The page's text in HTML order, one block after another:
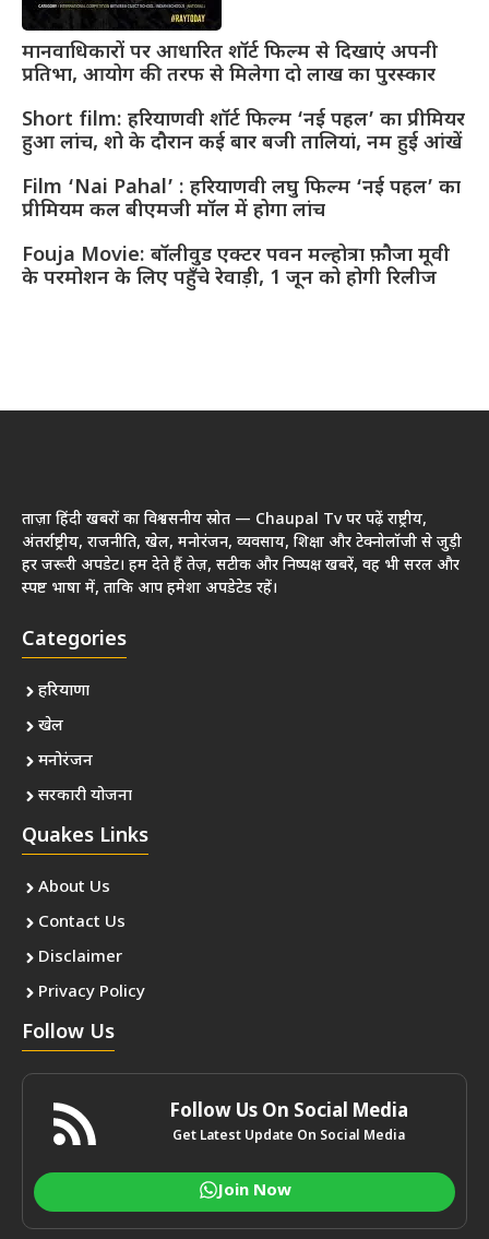
मानवाधिकारों पर आधारित शॉर्ट फिल्म से दिखाएं अपनी
प्रतिभा, आयोग की तरफ से मिलेगा दो लाख का पुरस्कार
Short film: हरियाणवी शॉर्ट फिल्म ‘नई पहल’ का प्रीमियर
हुआ लांच, शो के दौरान कई बार बजी तालियां, नम हुई आंखें
Film ‘Nai Pahal’ : हरियाणवी लघु फिल्म ‘नई पहल’ का
प्रीमियम कल बीएमजी मॉल में होगा लांच
Fouja Movie: बॉलीवुड एक्टर पवन मल्होत्रा फ़ौजा मूवी
के परमोशन के लिए पहुँचे रेवाड़ी, 1 जून को होगी रिलीज
ताज़ा हिंदी खबरों का विश्वसनीय स्रोत — Chaupal Tv पर पढ़ें राष्ट्रीय,
अंतर्राष्ट्रीय, राजनीति, खेल, मनोरंजन, व्यवसाय, शिक्षा और टेक्नोलॉजी से जुड़ी
हर जरूरी अपडेट। हम देते हैं तेज़, सटीक और निष्पक्ष खबरें, वह भी सरल और
स्पष्ट भाषा में, ताकि आप हमेशा अपडेटेड रहें।
Categories
हरियाणा
खेल
मनोरंजन
सरकारी योजना
Quakes Links
About Us
Contact Us
Disclaimer
Privacy Policy
Follow Us
Follow Us On Social Media
Get Latest Update On Social Media
Join Now